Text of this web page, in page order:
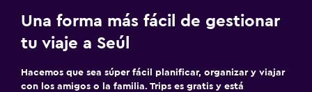
Una forma más fácil de gestionar
tu viaje a Seúl
Hacemos que sea súper fácil planificar, organizar y viajar
con los amigos o la familia. Trips es gratis y está